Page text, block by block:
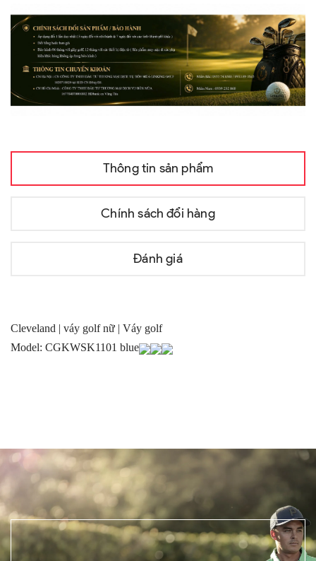
Thông tin sản phẩm
Chính sách đổi hàng
Đánh giá
Cleveland | váy golf nữ | Váy golf
Model: CGKWSK1101 blue